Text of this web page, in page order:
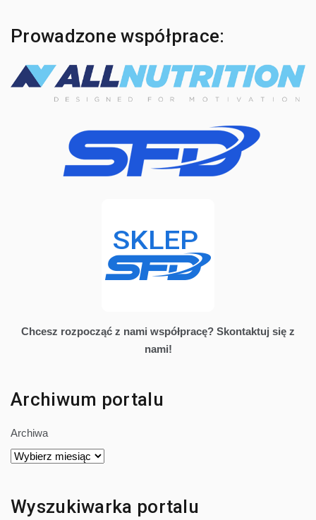
Prowadzone współprace:
Chcesz rozpocząć z nami współpracę? Skontaktuj się z
nami!
Archiwum portalu
Archiwa
Wyszukiwarka portalu